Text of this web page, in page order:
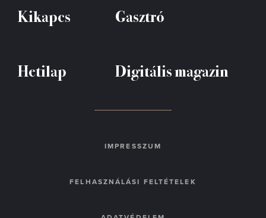
Kikapcs Gasztró
Hetilap Digitális magazin
IMPRESSZUM
FELHASZNÁLÁSI FELTÉTELEK